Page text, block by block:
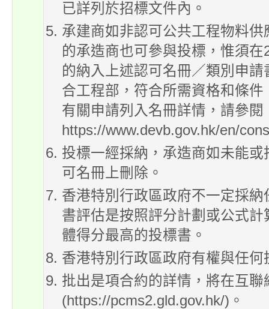
已詳列於招標文件內。
承建商如非認可公共工程物料
的承造商也可參與投標，惟須
的納入上述認可名冊／類別申
合工程部，符合所需資格和條
有關申請列入名冊詳情，請參閱
https://www.devb.gov.hk/en/
投標一經採納，承造商如未能
可名冊上刪除。
香港特別行政區政府不一定採
書評估是按照評分計劃或公式
體得分最高的投標書 。
香港特別行政區政府有權與任
批出是項合約的詳情，將在互
(https://pcms2.gld.gov.hk/)。